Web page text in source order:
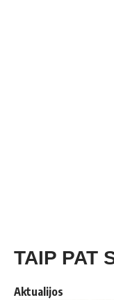
TAIP PAT
Aktualijos